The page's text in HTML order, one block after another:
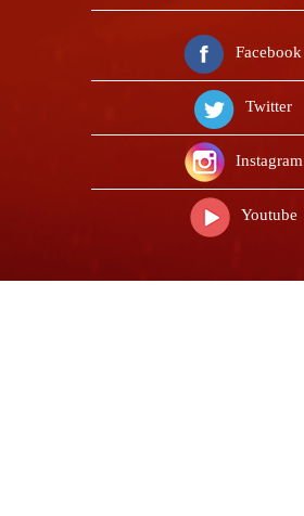
Facebook
Twitter
Instagram
Youtube